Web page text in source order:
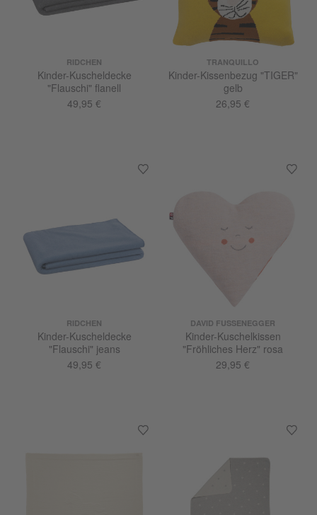
RIDCHEN
Kinder-Kuscheldecke
"Flauschi" flanell
49,95 €
TRANQUILLO
Kinder-Kissenbezug "TIGER"
gelb
26,95 €
RIDCHEN
Kinder-Kuscheldecke
"Flauschi" jeans
49,95 €
DAVID FUSSENEGGER
Kinder-Kuschelkissen
"Fröhliches Herz" rosa
29,95 €